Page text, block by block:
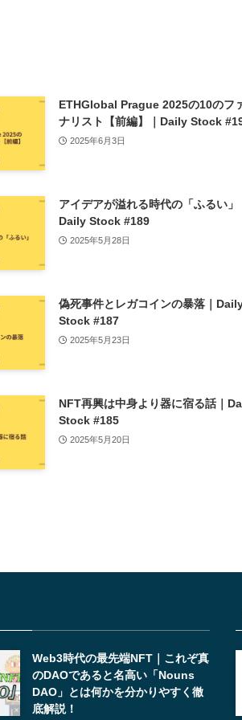
ETHGlobal Prague 2025の10のフ
ナリスト【前編】｜Daily Stock
2025年6月3日
アイデアが溢れる時代の「ふるい」
Daily Stock #189
2025年5月28日
偽死事件とレガコインの暴落｜
Stock #187
2025年5月23日
NFT再興は中身より器に宿る話｜
Stock #185
2025年5月20日
Web3時代の最先端NFT｜これぞ真
のDAOであると名高い「Nouns
DAO」とは何かを分かりやすく徹
底解説！